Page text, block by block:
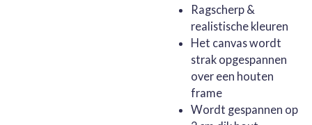
Ragscherp &
realistische kleuren
Het canvas wordt
strak opgespannen
over een houten
frame
Wordt gespannen op